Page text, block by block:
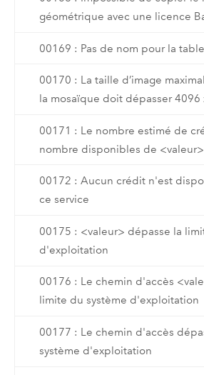
géométrique avec une licence
00169 : Pas de nom pour la
00170 : La taille d’image
la mosaïque doit dépasser 4096
00171 : Le nombre estimé de
nombre disponibles de <valeur>
00172 : Aucun crédit n'est
ce service
00175 : <valeur> dépasse la
d'exploitation
00176 : Le chemin d'accès
limite du système d'exploitation
00177 : Le chemin d'accès
système d'exploitation